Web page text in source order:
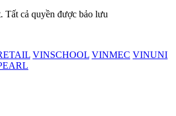
Tất cả quyền được bảo lưu
VINSCHOOL VINMEC VINUNI